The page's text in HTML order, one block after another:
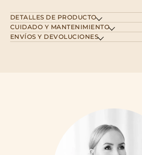
DETALLES DE PRODUCTO
CUIDADO Y MANTENIMIENTO
ENVÍOS Y DEVOLUCIONES